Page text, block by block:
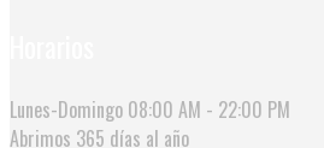
Lunes-Domingo 08:00 AM - 22:00 PM
Abrimos 365 días al año